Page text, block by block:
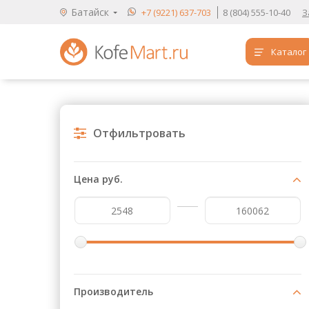
Батайск +7 (9221) 637-703 8 (804) 555-10-40
Каталог
Кофе
Продукты для HoReCa
Расходники для кофеен
Отфильтровать
Цена руб.
Производитель